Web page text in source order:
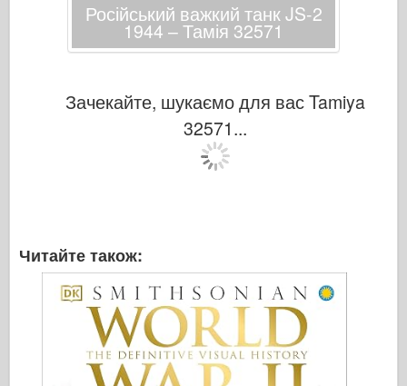
Російський важкий танк JS-2
1944 – Тамія 32571
Зачекайте, шукаємо для вас Tamiya
32571...
Читайте також: